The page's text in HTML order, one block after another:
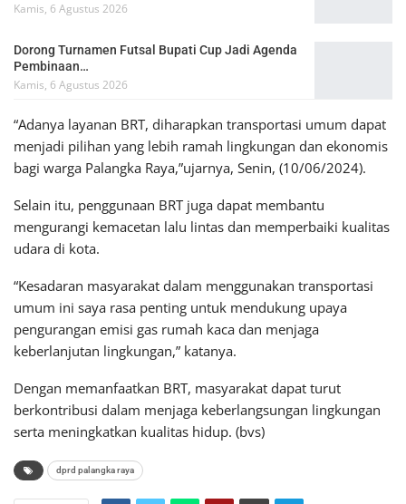
Kamis, 6 Agustus 2026
Dorong Turnamen Futsal Bupati Cup Jadi Agenda
Pembinaan…
Kamis, 6 Agustus 2026
“Adanya layanan BRT, diharapkan transportasi umum dapat
menjadi pilihan yang lebih ramah lingkungan dan ekonomis
bagi warga Palangka Raya,”ujarnya, Senin, (10/06/2024).
Selain itu, penggunaan BRT juga dapat membantu
mengurangi kemacetan lalu lintas dan memperbaiki kualitas
udara di kota.
“Kesadaran masyarakat dalam menggunakan transportasi
umum ini saya rasa penting untuk mendukung upaya
pengurangan emisi gas rumah kaca dan menjaga
keberlanjutan lingkungan,” katanya.
Dengan memanfaatkan BRT, masyarakat dapat turut
berkontribusi dalam menjaga keberlangsungan lingkungan
serta meningkatkan kualitas hidup. (bvs)
dprd palangka raya